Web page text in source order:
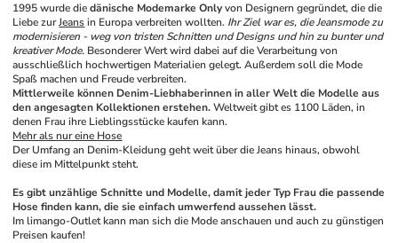
1995 wurde die dänische Modemarke Only von Designern gegründet, die die
Liebe zur Jeans in Europa verbreiten wollten. Ihr Ziel war es, die Jeansmode zu
modernisieren - weg von tristen Schnitten und Designs und hin zu bunter und
kreativer Mode. Besonderer Wert wird dabei auf die Verarbeitung von
ausschließlich hochwertigen Materialien gelegt. Außerdem soll die Mode
Spaß machen und Freude verbreiten.
Mittlerweile können Denim-Liebhaberinnen in aller Welt die Modelle aus
den angesagten Kollektionen erstehen. Weltweit gibt es 1100 Läden, in
denen Frau ihre Lieblingsstücke kaufen kann.
Mehr als nur eine Hose
Der Umfang an Denim-Kleidung geht weit über die Jeans hinaus, obwohl
diese im Mittelpunkt steht.
Es gibt unzählige Schnitte und Modelle, damit jeder Typ Frau die passende
Hose finden kann, die sie einfach umwerfend aussehen lässt.
Im limango-Outlet kann man sich die Mode anschauen und auch zu günstigen
Preisen kaufen!